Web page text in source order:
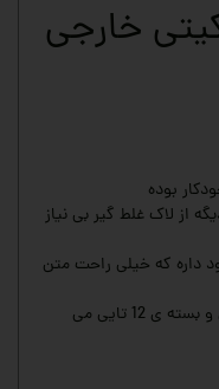
خارجی
بوده
از لاک غلط گیر بی نیاز
که خیلی راحت متن
فروش این خودکار جذاب به دو صورت دانه ای و بسته ی 12 تایی می